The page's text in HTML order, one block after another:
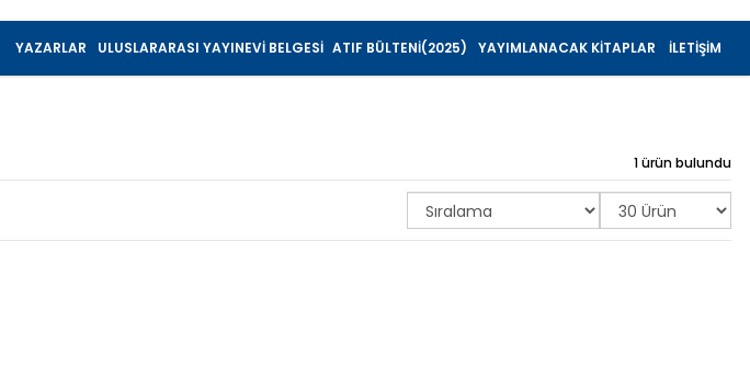
İLETIŞIM
YAYIMLANACAK KITAPLAR
ATIF BÜLTENI(2025)
ULUSLARARASI YAYINEVI BELGESI
YAZARLAR
1 ürün bulundu